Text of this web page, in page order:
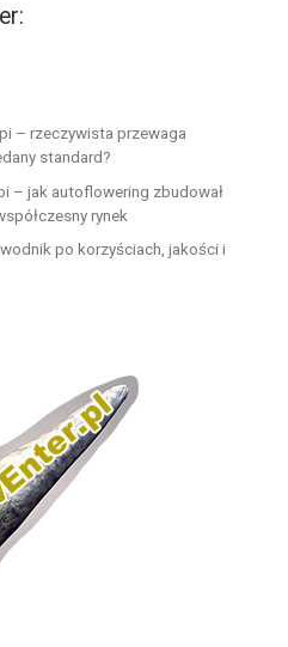
– rzeczywista przewaga
standard?
– jak autoflowering zbudował
rynek
po korzyściach, jakości i